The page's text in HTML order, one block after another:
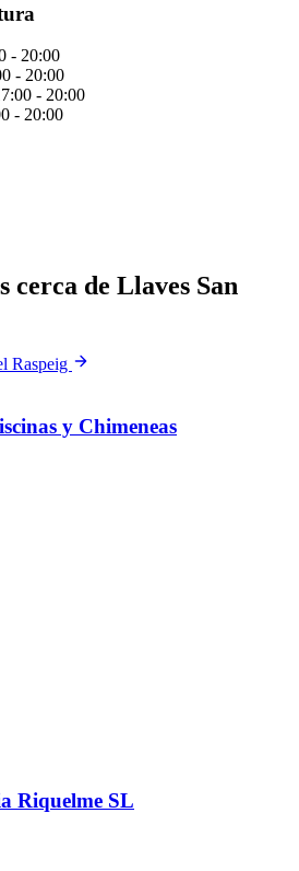
- 20:00
- 20:00
- 20:00
- 20:00
de Llaves San
Raspeig
y Chimeneas
Riquelme SL